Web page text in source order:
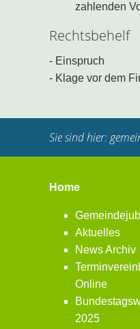
zahlenden
Rechtsbehelf
- Einspruch
- Klage vor dem
Sie sind hier:
Home
Aktuelles
News Archiv
Online
2025